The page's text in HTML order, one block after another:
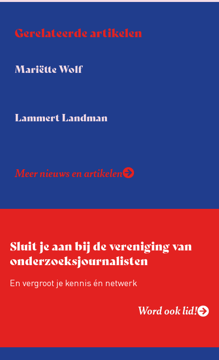
Gerelateerde artikelen
Mariëtte Wolf
Lammert Landman
Meer nieuws en artikelen
Sluit je aan bij de vereniging van
onderzoeksjournalisten
En vergroot je kennis én netwerk
Word ook lid!